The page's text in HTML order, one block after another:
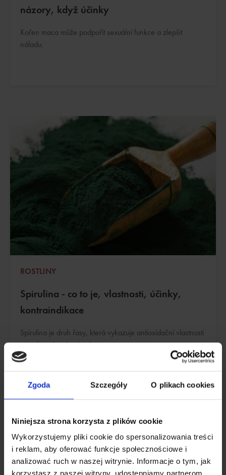
Zgoda Szczegóły O plikach cookies
Niniejsza strona korzysta z plików cookie
Wykorzystujemy pliki cookie do spersonalizowania treści
i reklam, aby oferować funkcje społecznościowe i
analizować ruch w naszej witrynie. Informacje o tym, jak
korzystasz z naszej witryny, udostępniamy partnerom
názory, když účinky
Kořen maca může podpořit sexuální funkce a zlepšit
náladu.
ROSTLINY
Spirulina - co to je, vlastnosti, účinky,
kontraindikace
Spirulina je druh řasy, která vykazuje antioxidační vlastnosti
a podporuje zdraví srdce.